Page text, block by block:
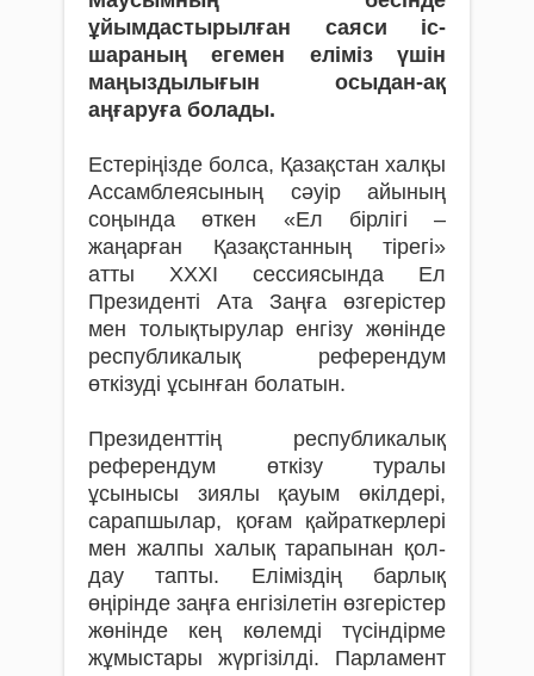
ұйымдастырылған сая­си іс-
шараның егемен еліміз үшін
маңыздылығын осыдан-ақ
аңғаруға болады.
Естеріңізде болса, Қазақстан халқы
Ассамблеясының сәуір айының
соңында өткен «Ел бірлігі –
жаңарған Қа­зақ­­­­­­­­­­­­­­­станның тірегі»
атты ХХХІ сессиясында Ел
Президенті Ата Заңға өзгерістер
мен толықтырулар енгізу жөнінде
республикалық референдум
өткізуді ұсынған болатын.
Президенттің республикалық
референдум өткізу ту­ра­лы
ұсынысы зиялы қауым өкілдері,
сарапшылар, қоғам қайраткерлері
мен жалпы халық тарапынан қол­
дау тапты. Еліміздің барлық
өңірінде заңға енгізілетін өз­ге­рістер
жөнінде кең көлемді түсіндірме
жұмыстары жүр­­­­­­­гізілді. Парламент